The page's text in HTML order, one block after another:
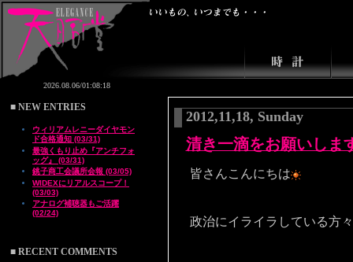
■ NEW ENTRIES
ウィリアムレニーダイヤモン
ド合格通知 (03/31)
最強くもり止め『アンチフォ
ッグ』 (03/31)
銚子商工会議所会報 (03/05)
WIDEXにリアルスコープ！
(03/03)
アナログ補聴器もご活躍
(02/24)
■ RECENT COMMENTS
2012,11,18, Sunday
清き一滴をお願いしま
皆さんこんにちは
政治にイライラしている方